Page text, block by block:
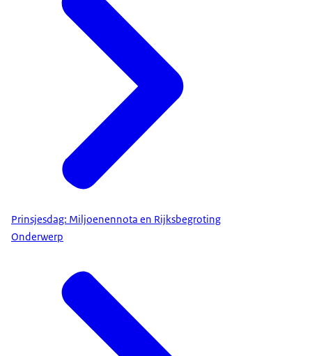
Prinsjesdag: Miljoenennota en Rijksbegroting
Onderwerp